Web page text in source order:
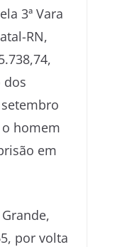
3ª Vara
RN,
dos
homem
em
por volta